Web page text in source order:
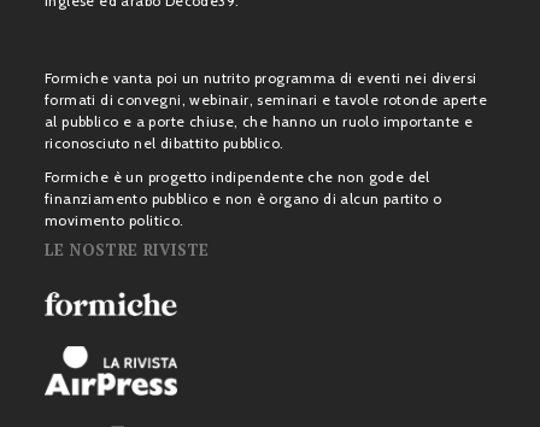
Formiche vanta poi un nutrito programma di eventi nei diversi
formati di convegni, webinair, seminari e tavole rotonde aperte
al pubblico e a porte chiuse, che hanno un ruolo importante e
riconosciuto nel dibattito pubblico.
Formiche è un progetto indipendente che non gode del
finanziamento pubblico e non è organo di alcun partito o
movimento politico.
LE NOSTRE RIVISTE